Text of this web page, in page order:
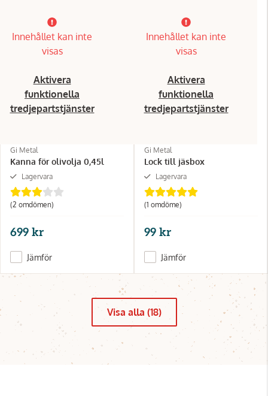
Innehållet kan inte
visas
Aktivera
funktionella
tredjepartstjänster
Gi Metal
Kanna för olivolja 0,45l
Lagervara
(2 omdömen)
699 kr
Jämför
Innehållet kan inte
visas
Aktivera
funktionella
tredjepartstjänster
Gi Metal
Lock till jäsbox
Lagervara
(1 omdöme)
99 kr
Jämför
Visa alla (18)